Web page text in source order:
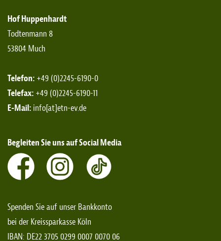
Hof Huppenhardt
Todtenmann 8
53804 Much
Telefon: +49 (0)2245-6190-0
Telefax: +49 (0)2245-6190-11
E-Mail: info[at]etn-ev.de
Begleiten Sie uns auf Social Media
Spenden Sie auf unser Bankkonto
bei der Kreissparkasse Köln
IBAN: DE22 3705 0299 0007 0070 06